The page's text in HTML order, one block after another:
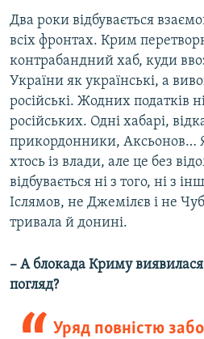
Два роки відбувається
всіх фронтах. Крим
контрабандний хаб, куди
України як українські, а
російські. Жодних податків
російських. Одні хабарі,
прикордонники, Аксьонов…
хтось із влади, але це без
відбувається ні з того, ні з
Іслямов, не Джемілєв і не
тривала й донині.
– А блокада Криму
погляд?
Уряд повністю